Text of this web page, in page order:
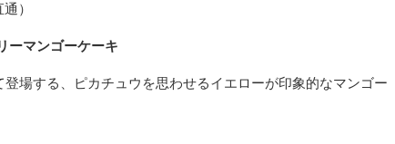
）
ーマンゴーケーキ
場する、ピカチュウを思わせるイエローが印象的なマンゴー